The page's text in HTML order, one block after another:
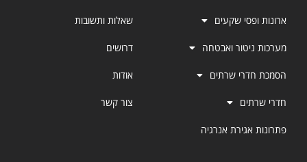
ארונות ופסי שקעים
מערכות ניטור ואבטחה
הסמכת חדרי שרתים
חדרי שרתים
פתרונות אגירת אנרגיה
שאלות ותשובות
דרושים
אודות
צור קשר